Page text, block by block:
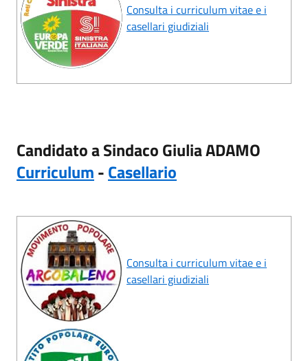
Consulta i curriculum vitae e i
casellari giudiziali
Candidato a Sindaco Giulia ADAMO
Curriculum-Casellario
Consulta i curriculum vitae e i
casellari giudiziali